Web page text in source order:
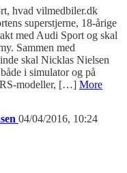
hvad vilmedbiler.dk
superstjerne, 18-årige
med Audi Sport og skal
Sammen med
skal Nicklas Nielsen
i simulator og på
modeller, […] More
04/04/2016, 10:24